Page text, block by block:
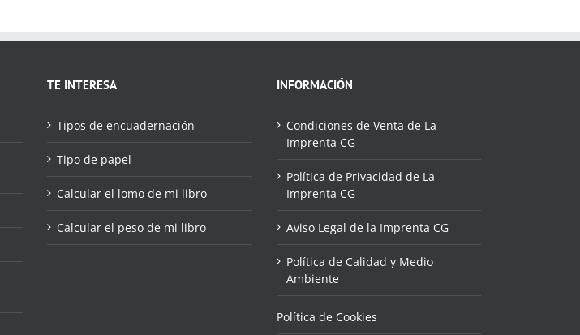
TE INTERESA
Tipos de encuadernación
Tipo de papel
Calcular el lomo de mi libro
Calcular el peso de mi libro
INFORMACIÓN
Condiciones de Venta de La
Imprenta CG
Política de Privacidad de La
Imprenta CG
Aviso Legal de la Imprenta CG
Política de Calidad y Medio
Ambiente
Política de Cookies